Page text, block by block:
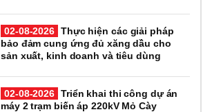
02-08-2026 Thực hiện các giải pháp
bảo đảm cung ứng đủ xăng dầu cho
sản xuất, kinh doanh và tiêu dùng
02-08-2026 Triển khai thi công dự án
máy 2 trạm biến áp 220kV Mỏ Cày